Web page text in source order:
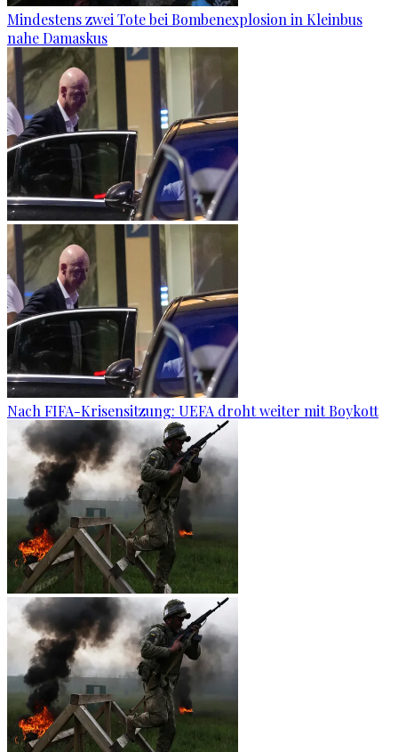
Mindestens zwei Tote bei Bombenexplosion in Kleinbus
nahe Damaskus
Nach FIFA-Krisensitzung: UEFA droht weiter mit Boykott